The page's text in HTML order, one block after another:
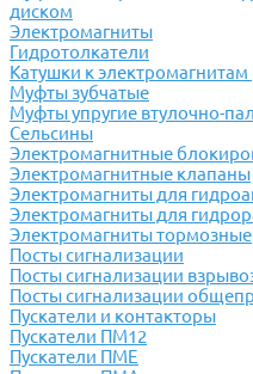
диском
Электромагниты
Гидротолкатели
Катушки к электромагнитам
Муфты зубчатые
Муфты упругие втулочно-
Сельсины
Электромагнитные
Электромагнитные клапаны
Электромагниты для
Электромагниты для
Электромагниты тормозные
Посты сигнализации
Посты сигнализации
Посты сигнализации
Пускатели и контакторы
Пускатели ПМ12
Пускатели ПМЕ